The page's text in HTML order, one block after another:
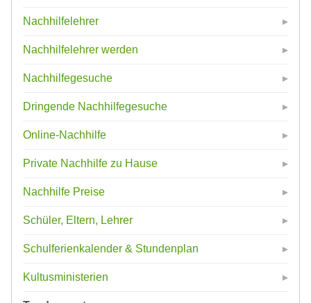
Nachhilfelehrer
Nachhilfelehrer werden
Nachhilfegesuche
Dringende Nachhilfegesuche
Online-Nachhilfe
Private Nachhilfe zu Hause
Nachhilfe Preise
Schüler, Eltern, Lehrer
Schulferienkalender & Stundenplan
Kultusministerien